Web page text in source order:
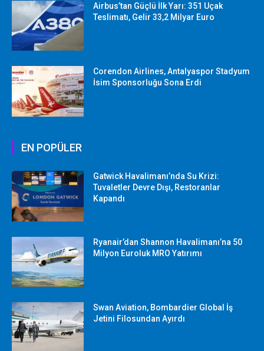
Airbus’tan Güçlü İlk Yarı: 351 Uçak
Teslimatı, Gelir 33,2 Milyar Euro
Corendon Airlines, Antalyaspor Stadyum
İsim Sponsorluğu Sona Erdi
EN POPÜLER
Gatwick Havalimanı’nda Su Krizi:
Tuvaletler Devre Dışı, Restoranlar
Kapandı
Ryanair’dan Shannon Havalimanı’na 50
Milyon Euroluk MRO Yatırımı
Swan Aviation, Bombardier Global İş
Jetini Filosundan Ayırdı